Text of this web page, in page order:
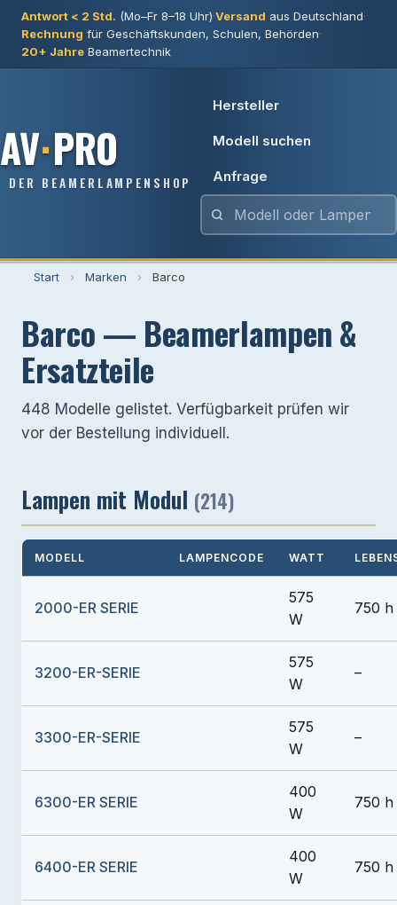
Antwort < 2 Std. (Mo–Fr 8–18 Uhr)·Versand aus Deutschland·
Rechnung für Geschäftskunden, Schulen, Behörden·
20+ Jahre Beamertechnik
AV·PRO
DER BEAMERLAMPENSHOP
Hersteller
Modell suchen
Anfrage
Start › Marken › Barco
Barco — Beamerlampen &
Ersatzteile
448 Modelle gelistet. Verfügbarkeit prüfen wir
vor der Bestellung individuell.
Lampen mit Modul (214)
MODELL LAMPENCODE WATT
2000-ER SERIE
575
W
750 h
3200-ER-SERIE
575
W
–
3300-ER-SERIE
575
W
–
6300-ER SERIE
400
W
750 h
6400-ER SERIE
400
W
750 h